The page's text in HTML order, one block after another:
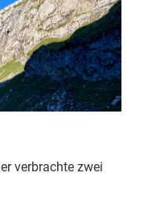
verbrachte zwei